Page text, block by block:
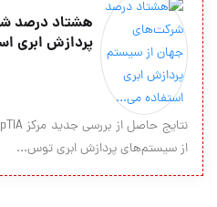
هشتاد درصد
پردازش ابری
از سیستم‌های پردازش ابری توس...